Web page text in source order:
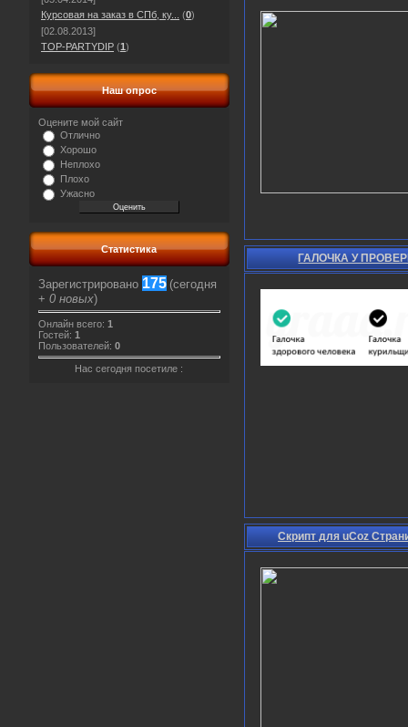
Курсовая на заказ в СПб, ку...
(0)
[02.08.2013]
TOP-PARTYDIP (1)
Наш опрос
Оцените мой сайт
Отлично
Хорошо
Неплохо
Плохо
Ужасно
Статистика
Зарегистрировано 175 (сегодня
+ 0 новых)
Онлайн всего: 1
Гостей: 1
Пользователей: 0
Нас сегодня посетиле :
ГАЛОЧКА У
Скрипт для uCoz